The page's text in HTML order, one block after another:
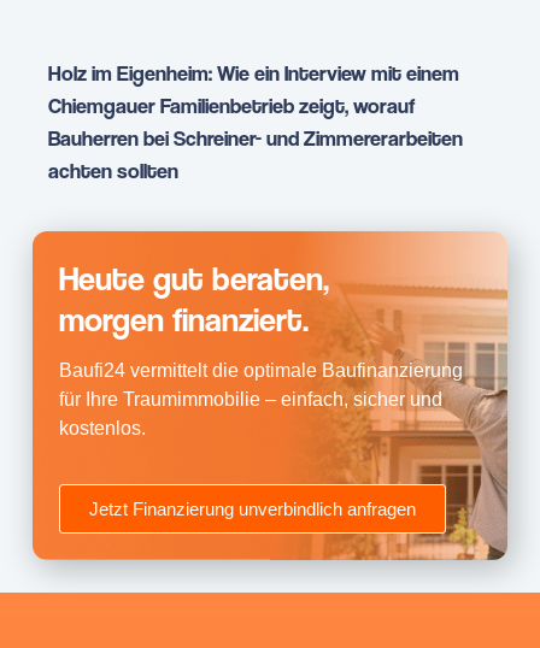
Holz im Eigenheim: Wie ein Interview mit einem
Chiemgauer Familienbetrieb zeigt, worauf
Bauherren bei Schreiner- und Zimmererarbeiten
achten sollten
Heute gut beraten,
morgen finanziert.
Baufi24 vermittelt die optimale Baufinanzierung
für Ihre Traumimmobilie – einfach, sicher und
kostenlos.
Jetzt Finanzierung unverbindlich anfragen